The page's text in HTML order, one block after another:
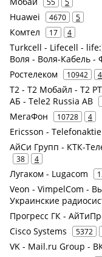
Huawei 4670 5
Комтел 17 4
Turkcell - Lifecell -
Воля - Воля-Кабель -
Ростелеком 10942 4
Т2 - Т2 Мобайл - Т2
АБ - Tele2 Russia AB
МегаФон 10728 4
Ericsson -
АйСи Групп - КТК-
38 4
Лугаком - Lugacom
Veon - VimpelCom -
Украинские
Прогресс ГК -
Cisco Systems 5372
VK - Mail.ru Group -